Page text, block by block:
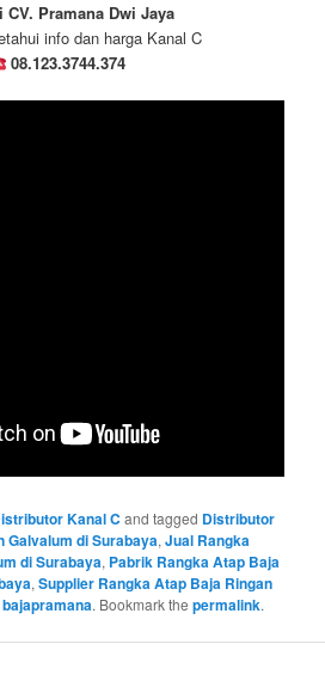
CV. Pramana Dwi Jaya
info dan harga Kanal C
08.123.3744.374
Kanal C and tagged Distributor
Galvalum di Surabaya,Jual Rangka
di Surabaya, Pabrik Rangka Atap Baja
,Supplier Rangka Atap Baja Ringan
bajapramana. Bookmark thepermalink.